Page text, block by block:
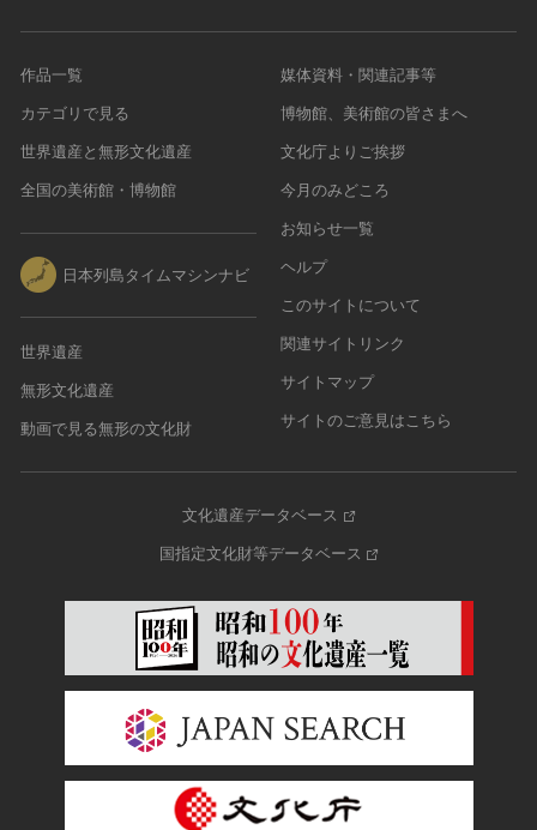
作品一覧
カテゴリで見る
世界遺産と無形文化遺産
全国の美術館・博物館
日本列島タイムマシンナビ
世界遺産
無形文化遺産
動画で見る無形の文化財
媒体資料・関連記事等
博物館、美術館の皆さまへ
文化庁よりご挨拶
今月のみどころ
お知らせ一覧
ヘルプ
このサイトについて
関連サイトリンク
サイトマップ
サイトのご意見はこちら
文化遺産データベース
国指定文化財等データベース